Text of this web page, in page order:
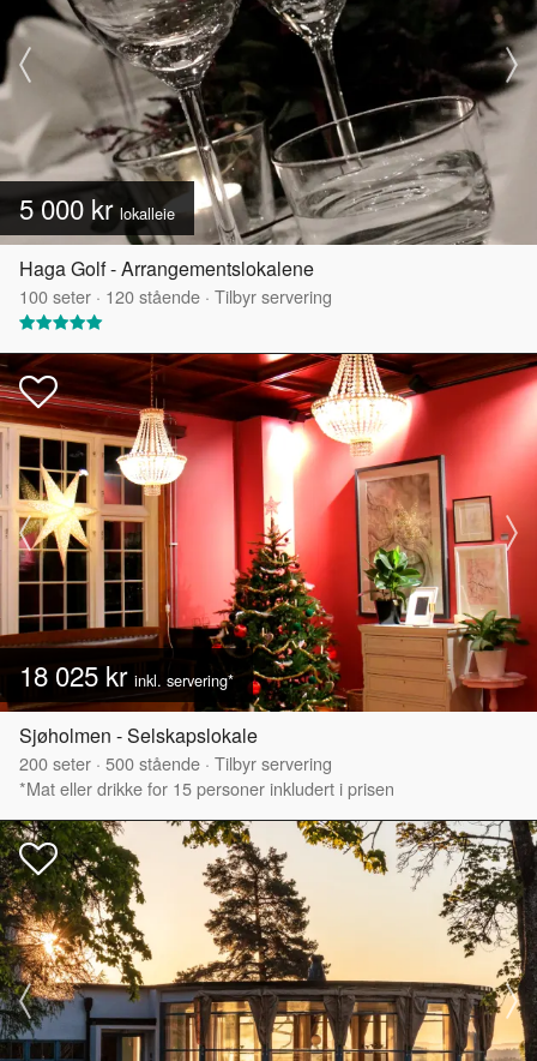
5 000 kr lokalleie
Haga Golf - Arrangementslokalene
100seter · 120stående · Tilbyr servering
18 025 kr inkl. servering*
Sjøholmen - Selskapslokale
200seter · 500stående · Tilbyr servering
*Mat eller drikke for 15 personer inkludert i prisen